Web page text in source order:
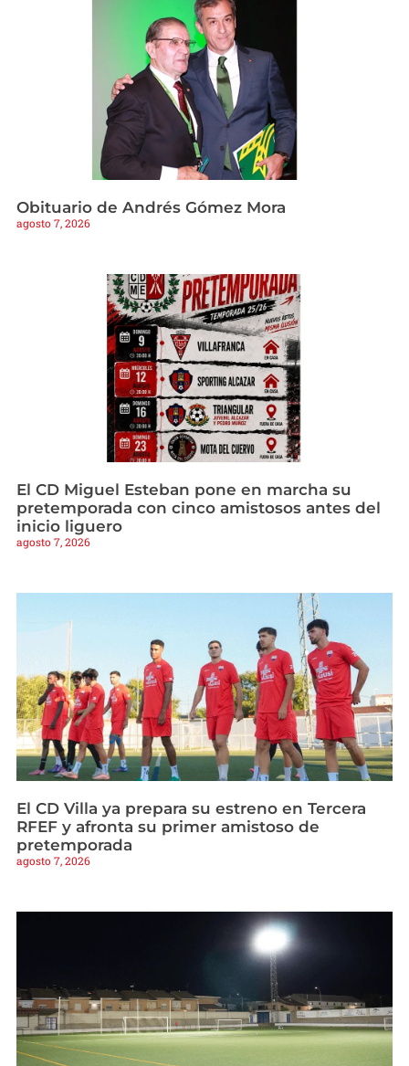
Obituario de Andrés Gómez Mora
agosto 7, 2026
El CD Miguel Esteban pone en marcha su
pretemporada con cinco amistosos antes del
inicio liguero
agosto 7, 2026
El CD Villa ya prepara su estreno en Tercera
RFEF y afronta su primer amistoso de
pretemporada
agosto 7, 2026